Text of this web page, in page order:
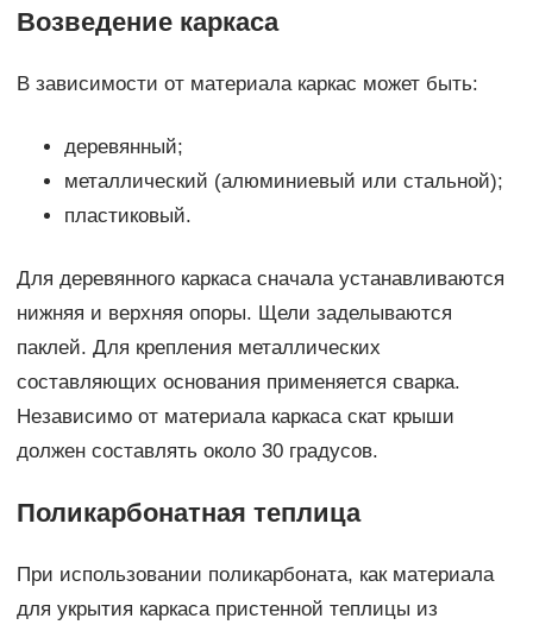
Возведение каркаса
В зависимости от материала каркас может быть:
деревянный;
металлический (алюминиевый или стальной);
пластиковый.
Для деревянного каркаса сначала устанавливаются
нижняя и верхняя опоры. Щели заделываются
паклей. Для крепления металлических
составляющих основания применяется сварка.
Независимо от материала каркаса скат крыши
должен составлять около 30 градусов.
Поликарбонатная теплица
При использовании поликарбоната, как материала
для укрытия каркаса пристенной теплицы из